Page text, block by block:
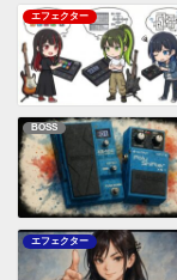
エフェクター
BOSS
エフェクター